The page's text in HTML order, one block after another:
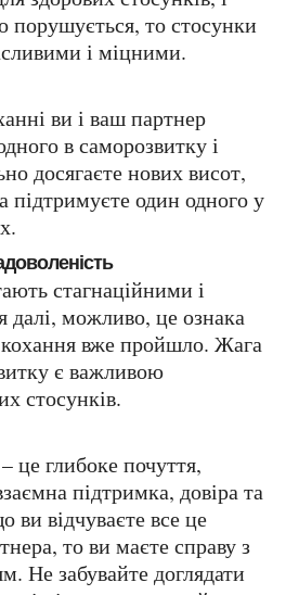
порушується, то стосунки
і міцними.
в саморозвитку і
досягаєте нових висот,
підтримуєте один одного у
далі, можливо, це ознака
вже пройшло. Жага
є важливою
стосунків.
підтримка, довіра та
ви відчуваєте все це
то ви маєте справу з
Не забувайте доглядати